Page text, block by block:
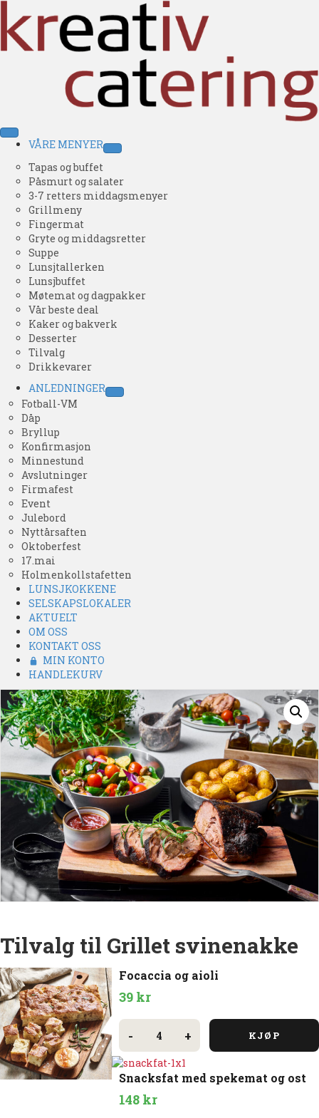
VÅRE MENYER
Tapas og buffet
Påsmurt og salater
3-7 retters middagsmenyer
Grillmeny
Fingermat
Gryte og middagsretter
Suppe
Lunsjtallerken
Lunsjbuffet
Møtemat og dagpakker
Vår beste deal
Kaker og bakverk
Desserter
Tilvalg
Drikkevarer
ANLEDNINGER
Fotball-VM
Dåp
Bryllup
Konfirmasjon
Minnestund
Avslutninger
Firmafest
Event
Julebord
Nyttårsaften
Oktoberfest
17.mai
Holmenkollstafetten
LUNSJKOKKENE
SELSKAPSLOKALER
AKTUELT
OM OSS
KONTAKT OSS
MIN KONTO
HANDLEKURV
Tilvalg til Grillet svinenakke
Focaccia og aioli
39 kr
-
Focaccia
og
aioli
antall
+ KJØP
Snacksfat med spekemat og ost
148 kr